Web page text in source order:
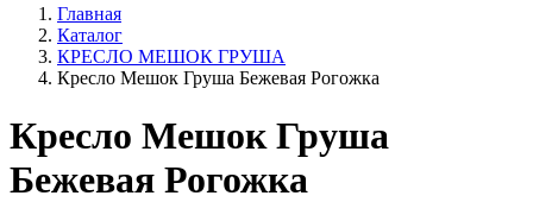
Главная
Каталог
КРЕСЛО МЕШОК ГРУША
Кресло Мешок Груша Бежевая Рогожка
Кресло Мешок Груша
Бежевая Рогожка